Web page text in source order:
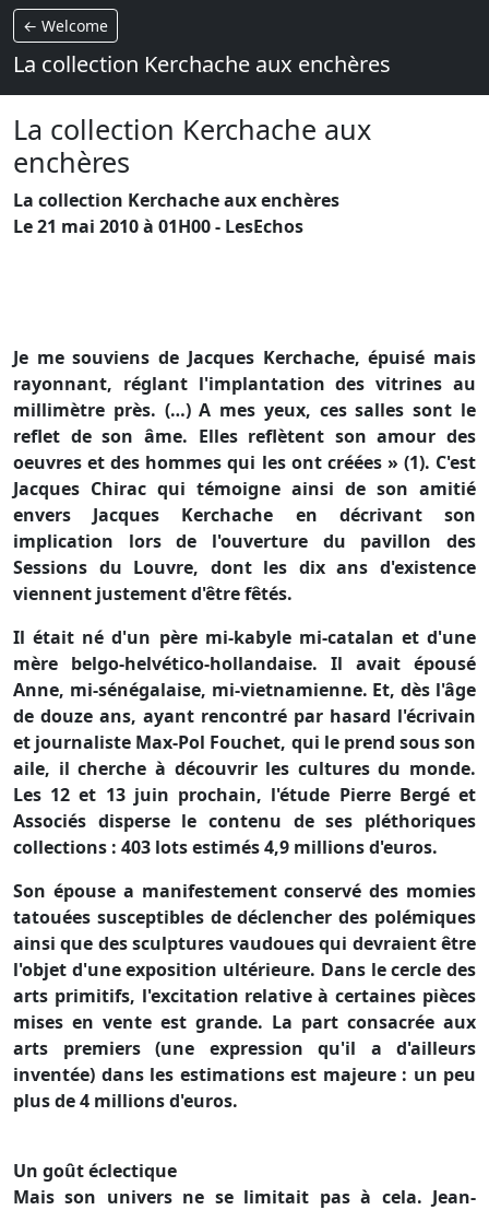
← Welcome
La collection Kerchache aux enchères
La collection Kerchache aux
enchères
La collection Kerchache aux enchères
Le 21 mai 2010 à 01H00 - LesEchos
Je me souviens de Jacques Kerchache, épuisé mais
rayonnant, réglant l'implantation des vitrines au
millimètre près. (…) A mes yeux, ces salles sont le
reflet de son âme. Elles reflètent son amour des
oeuvres et des hommes qui les ont créées » (1). C'est
Jacques Chirac qui témoigne ainsi de son amitié
envers Jacques Kerchache en décrivant son
implication lors de l'ouverture du pavillon des
Sessions du Louvre, dont les dix ans d'existence
viennent justement d'être fêtés.
Il était né d'un père mi-kabyle mi-catalan et d'une
mère belgo-helvético-hollandaise. Il avait épousé
Anne, mi-sénégalaise, mi-vietnamienne. Et, dès l'âge
de douze ans, ayant rencontré par hasard l'écrivain
et journaliste Max-Pol Fouchet, qui le prend sous son
aile, il cherche à découvrir les cultures du monde.
Les 12 et 13 juin prochain, l'étude Pierre Bergé et
Associés disperse le contenu de ses pléthoriques
collections : 403 lots estimés 4,9 millions d'euros.
Son épouse a manifestement conservé des momies
tatouées susceptibles de déclencher des polémiques
ainsi que des sculptures vaudoues qui devraient être
l'objet d'une exposition ultérieure. Dans le cercle des
arts primitifs, l'excitation relative à certaines pièces
mises en vente est grande. La part consacrée aux
arts premiers (une expression qu'il a d'ailleurs
inventée) dans les estimations est majeure : un peu
plus de 4 millions d'euros.
Un goût éclectique
Mais son univers ne se limitait pas à cela. Jean-